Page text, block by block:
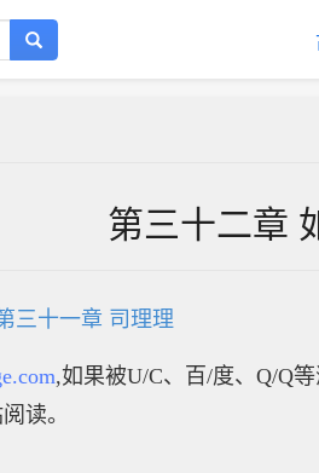
第三十二章
三十一章 司理理
,如果被U/C、百/度、Q/Q
读。